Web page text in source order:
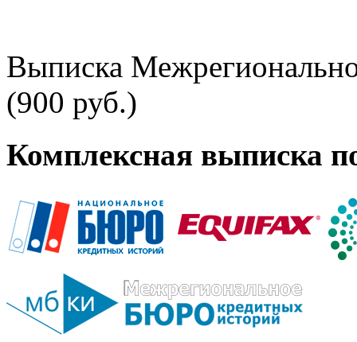
Выписка
(900 руб.)
Комплексная выписка